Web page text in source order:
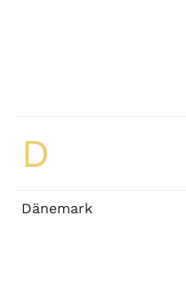
D
Dänemark